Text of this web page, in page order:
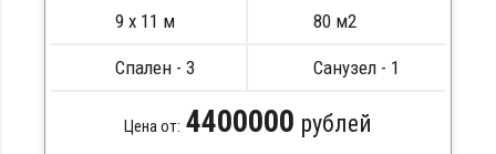
Метизы, саморезы, гвозди
Сборка на березовые нагеля, джут
9 х 11 м 80 м2
Спален - 3 Санузел - 1
Цена от: 4400000 рублей